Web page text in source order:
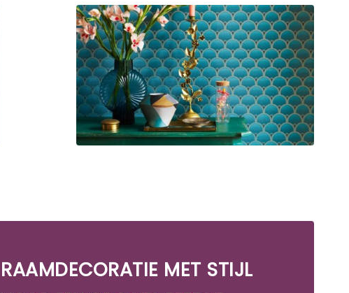
RAAMDECORATIE MET STIJL